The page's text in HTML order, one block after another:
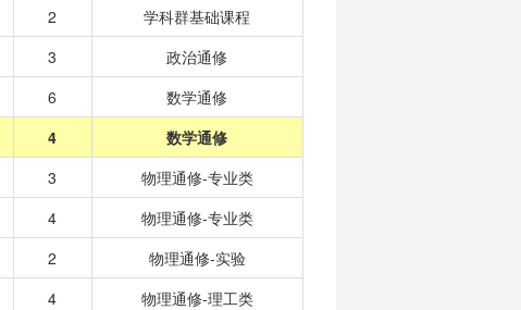
2
学科群基础课程
3
政治通修
6
数学通修
4
数学通修
3
物理通修-专业类
4
物理通修-专业类
2
物理通修-实验
4 物理通修-理工类